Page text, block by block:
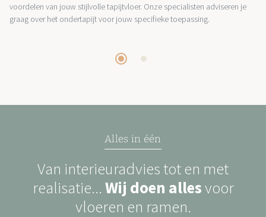
voordelen van jouw stijlvolle tapijtvloer. Onze specialisten adviseren je
graag over het ondertapijt voor jouw specifieke toepassing.
Alles in één
Van interieuradvies tot en met
realisatie... Wij doen allesvoor
vloeren en ramen.